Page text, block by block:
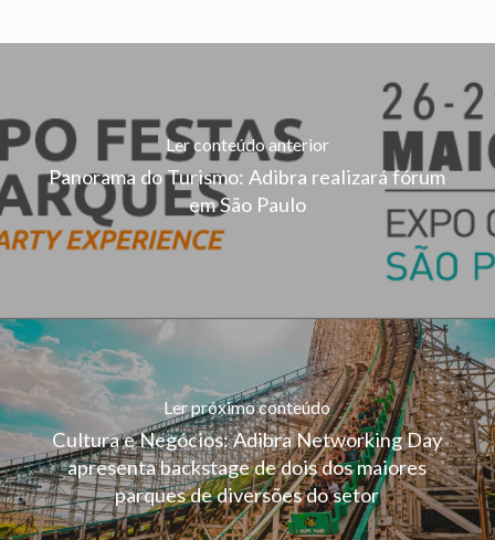
Ler conteúdo anterior
Panorama do Turismo: Adibra realizará fórum
em São Paulo
Ler próximo conteúdo
Cultura e Negócios: Adibra Networking Day
apresenta backstage de dois dos maiores
parques de diversões do setor